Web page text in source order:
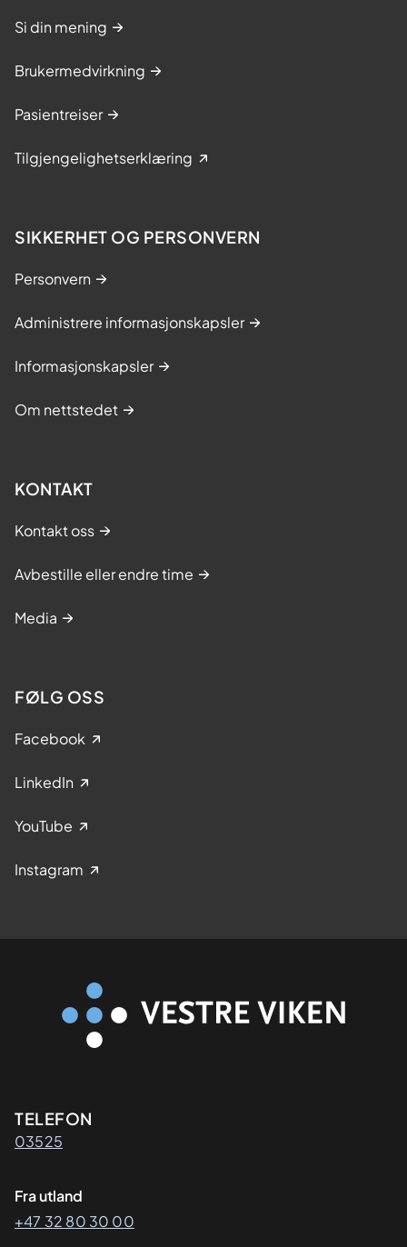
Si din mening
Brukermedvirkning
Pasientreiser
Tilgjengelighetserklæring
SIKKERHET OG PERSONVERN
Personvern
Administrere informasjonskapsler
Informasjonskapsler
Om nettstedet
KONTAKT
Kontakt oss
Avbestille eller endre time
Media
FØLG OSS
Facebook
LinkedIn
YouTube
Instagram
Kontaktinformasjon
TELEFON
03525
Fra utland
+47 32 80 30 00